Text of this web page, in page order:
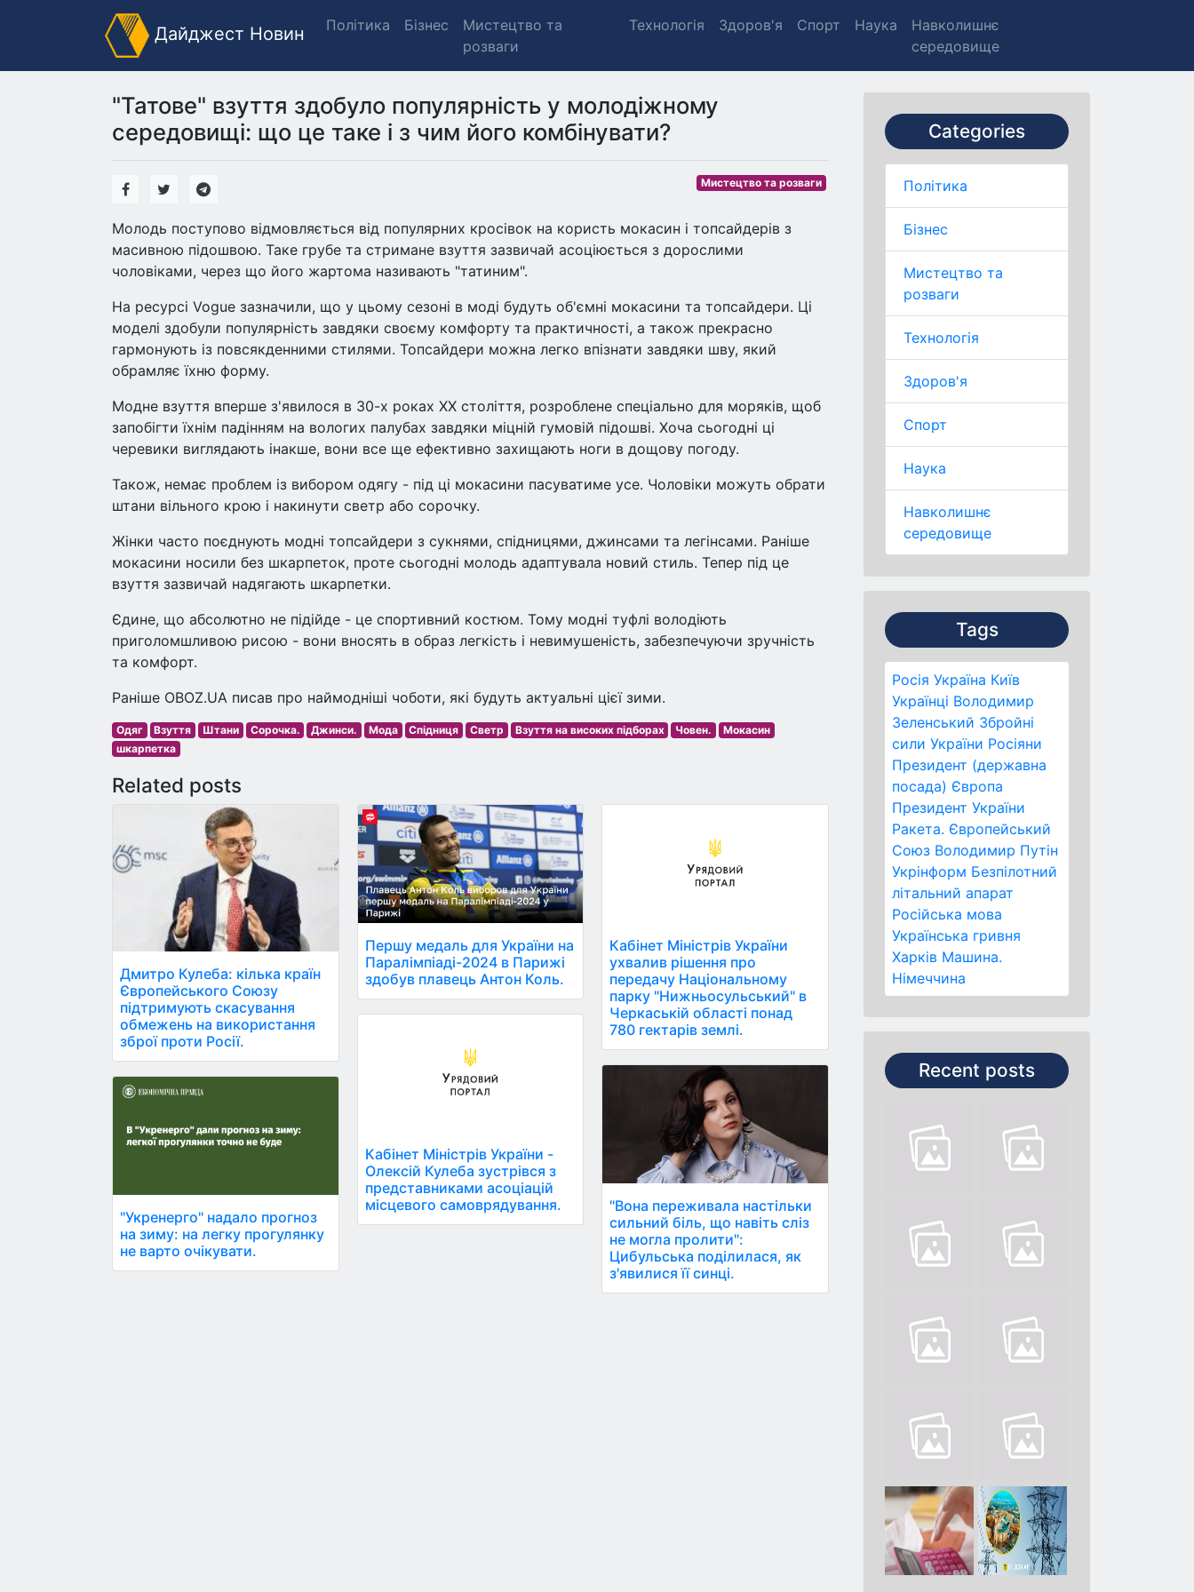
Дайджест Новин Політика Бізнес
Мистецтво та
розваги
Технологія Здоров'я Спорт Наука
Навколишнє
середовище
Categories
Політика
Бізнес
Мистецтво та
розваги
Технологія
Здоров'я
Спорт
Наука
Навколишнє
середовище
Tags
Росія Україна Київ
Українці Володимир
Зеленський Збройні
сили України Росіяни
Президент (державна
посада) Європа
Президент України
Ракета. Європейський
Союз Володимир Путін
Укрінформ Безпілотний
літальний апарат
Російська мова
Українська гривня
Харків Машина.
Німеччина
Recent posts
"Татове" взуття здобуло популярність у молодіжному
середовищі: що це таке і з чим його комбінувати?
Мистецтво та розваги
Молодь поступово відмовляється від популярних кросівок на користь мокасин і топсайдерів з
масивною підошвою. Таке грубе та стримане взуття зазвичай асоціюється з дорослими
чоловіками, через що його жартома називають "татиним".
На ресурсі Vogue зазначили, що у цьому сезоні в моді будуть об'ємні мокасини та топсайдери. Ці
моделі здобули популярність завдяки своєму комфорту та практичності, а також прекрасно
гармонують із повсякденними стилями. Топсайдери можна легко впізнати завдяки шву, який
обрамляє їхню форму.
Модне взуття вперше з'явилося в 30-х роках XX століття, розроблене спеціально для моряків, щоб
запобігти їхнім падінням на вологих палубах завдяки міцній гумовій підошві. Хоча сьогодні ці
черевики виглядають інакше, вони все ще ефективно захищають ноги в дощову погоду.
Також, немає проблем із вибором одягу - під ці мокасини пасуватиме усе. Чоловіки можуть обрати
штани вільного крою і накинути светр або сорочку.
Жінки часто поєднують модні топсайдери з сукнями, спідницями, джинсами та легінсами. Раніше
мокасини носили без шкарпеток, проте сьогодні молодь адаптувала новий стиль. Тепер під це
взуття зазвичай надягають шкарпетки.
Єдине, що абсолютно не підійде - це спортивний костюм. Тому модні туфлі володіють
приголомшливою рисою - вони вносять в образ легкість і невимушеність, забезпечуючи зручність
та комфорт.
Раніше OBOZ.UA писав про наймодніші чоботи, які будуть актуальні цієї зими.
Одяг Взуття Штани Сорочка. Джинси. Мода Спідниця Светр Взуття на високих підборах Човен.
Мокасин
шкарпетка
Related posts
Дмитро Кулеба: кілька країн
Європейського Союзу
підтримують скасування
обмежень на використання
зброї проти Росії.
"Укренерго" надало прогноз
на зиму: на легку прогулянку
не варто очікувати.
Першу медаль для України на
Паралімпіаді-2024 в Парижі
здобув плавець Антон Коль.
Кабінет Міністрів України -
Олексій Кулеба зустрівся з
представниками асоціацій
місцевого самоврядування.
Кабінет Міністрів України
ухвалив рішення про
передачу Національному
парку "Нижньосульський" в
Черкаській області понад
780 гектарів землі.
"Вона переживала настільки
сильний біль, що навіть сліз
не могла пролити":
Цибульська поділилася, як
з'явилися її синці.